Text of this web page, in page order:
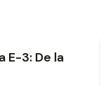
E-3: De la